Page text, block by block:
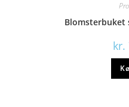
Blomsterbuket
kr.